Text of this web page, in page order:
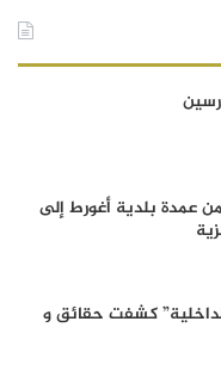
عمدة بلدية أغورط إلى
كشفت حقائق و